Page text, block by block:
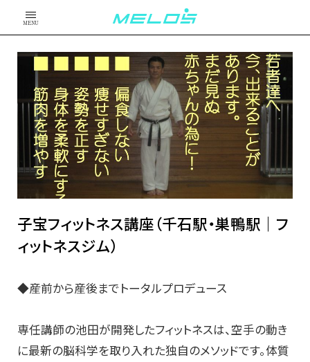
MENU
子宝フィットネス講座（千石駅・巣鴨駅｜フ
ィットネスジム）
◆産前から産後までトータルプロデュース
専任講師の池田が開発したフィットネスは、空手の動き
に最新の脳科学を取り入れた独自のメソッドです。体質